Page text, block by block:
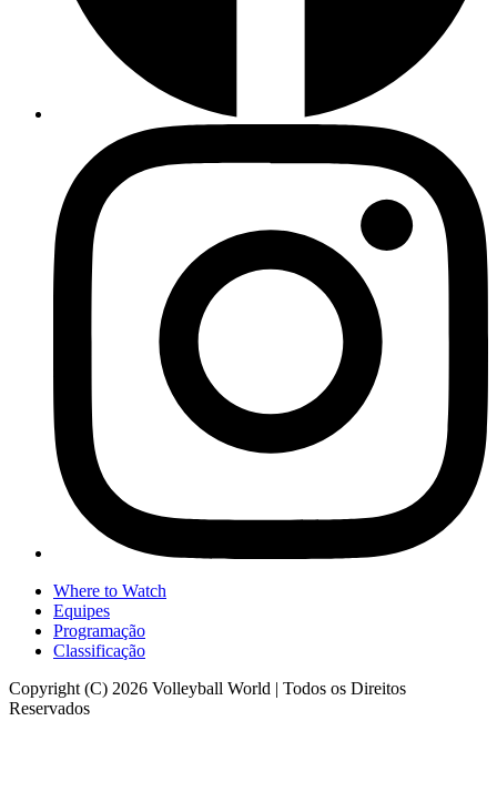
Where to Watch
Equipes
Programação
Classificação
Copyright (C) 2026 Volleyball World | Todos os Direitos
Reservados